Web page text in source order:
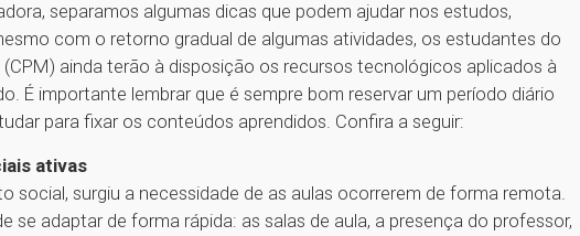
separamos algumas dicas que podem ajudar nos estudos,
com o retorno gradual de algumas atividades, os estudantes do
ainda terão à disposição os recursos tecnológicos aplicados à
É importante lembrar que é sempre bom reservar um período diário
para fixar os conteúdos aprendidos. Confira a seguir:
ativas
social, surgiu a necessidade de as aulas ocorrerem de forma remota.
se adaptar de forma rápida: as salas de aula, a presença do professor,